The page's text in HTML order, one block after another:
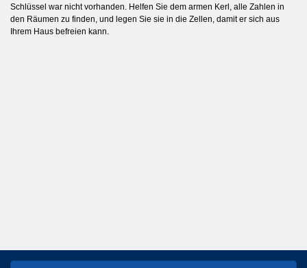
Schlüssel war nicht vorhanden. Helfen Sie dem armen Kerl, alle Zahlen in
den Räumen zu finden, und legen Sie sie in die Zellen, damit er sich aus
Ihrem Haus befreien kann.